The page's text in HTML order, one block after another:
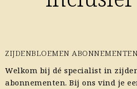
ZIJDENBLOEMEN
Welkom bij dé specialist in
abonnementen. Bij ons vind je